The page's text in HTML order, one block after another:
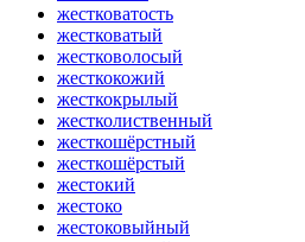
жестковатость
жестковатый
жестковолосый
жесткокожий
жесткокрылый
жестколиственный
жесткошёрстный
жесткошёрстый
жестокий
жестоко
жестоковыйный